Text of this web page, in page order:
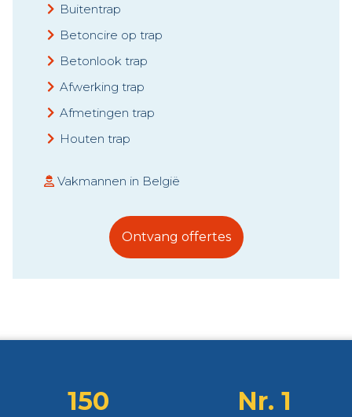
Buitentrap
Betoncire op trap
Betonlook trap
Afwerking trap
Afmetingen trap
Houten trap
Vakmannen in België
Ontvang offertes
150 Nr. 1